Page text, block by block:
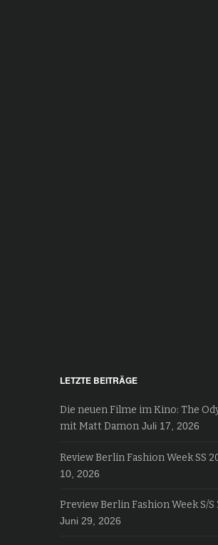
LETZTE BEITRÄGE
Die neuen Filme im Kino: The
mit Matt Damon Juli 17, 2026
Review Berlin Fashion Week SS
10, 2026
Preview Berlin Fashion Week S/S
Juni 29, 2026